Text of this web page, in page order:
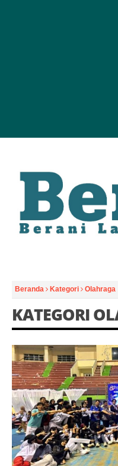
Beranda Kategori Olahraga
KATEGORI